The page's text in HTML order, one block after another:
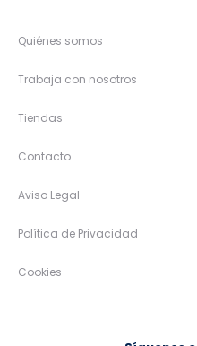
Quiénes somos
Trabaja con nosotros
Tiendas
Contacto
Aviso Legal
Política de Privacidad
Cookies